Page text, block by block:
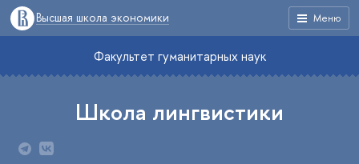
Меню
Высшая школа экономики
Факультет гуманитарных наук
Школа лингвистики